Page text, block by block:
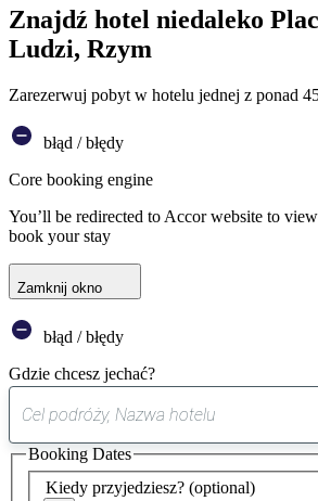
Znajdź hotel niedaleko
Ludzi, Rzym
Zarezerwuj pobyt w hotelu jednej z ponad
błąd / błędy
Core booking engine
You’ll be redirected to Accor website to
book your stay
Zamknij okno
błąd / błędy
Gdzie chcesz jechać?
sugestia
została
znaleziona
Kiedy przyjedziesz? (optional)
Booking Dates